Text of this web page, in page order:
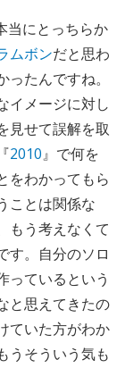
当にとっちらか
ムボンだと思わ
たんですね。
イメージに対し
見せて誤解を取
2010』で何を
をわかってもら
ことは関係な
もう考えなくて
す。自分のソロ
っているという
と思えてきたの
ていた方がわか
うそういう気も